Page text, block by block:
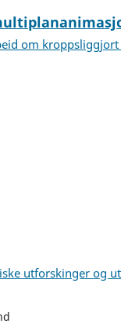
om kroppsliggjort
utforskinger og